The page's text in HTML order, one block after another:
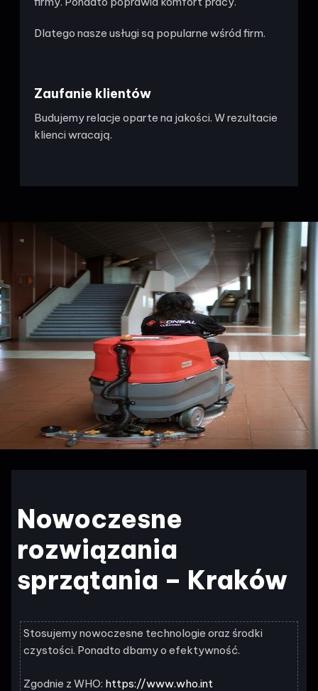
Dlatego nasze usługi są popularne wśród firm.
Zaufanie klientów
Budujemy relacje oparte na jakości. W rezultacie
klienci wracają.
Nowoczesne
rozwiązania
sprzątania – Kraków
Stosujemy nowoczesne technologie oraz środki
czystości. Ponadto dbamy o efektywność.
Zgodnie z WHO: https://www.who.int